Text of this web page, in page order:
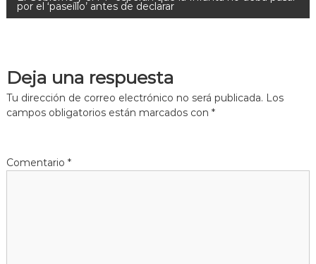
por el ‘paseíllo’ antes de declarar
Deja una respuesta
Tu dirección de correo electrónico no será publicada. Los
campos obligatorios están marcados con *
Comentario *